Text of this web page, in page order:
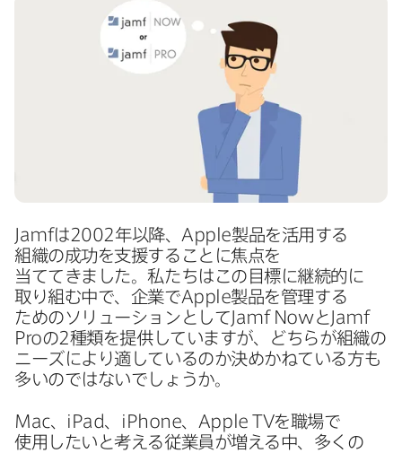
Jamfは2002年以降、 Apple製品を​活用する​
組織の​成功を​支援する​ことに​焦点を​
当ててきました。​私たちは​この​目標に​継続的に​
取り組む中で、​企業でApple製品を​管理する​
ための​ソリューションと​して Jamf Nowと Jamf
Proの2種類を​提供していますが、​どちらが​組織の​
ニーズに​より​適しているのか​決めかねている​方も​
多いのではないでしょうか。
Mac、 iPad iPhone Apple TVを​職場で​
使用したいと​考える​従業員が​増える​中、​多くの​